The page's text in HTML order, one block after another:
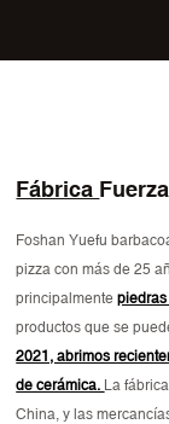
Fábrica Fuerza
Foshan Yuefu
pizza con más de 25
principalmente
productos que se
2021, abrimos
de cerámica. La
China, y las